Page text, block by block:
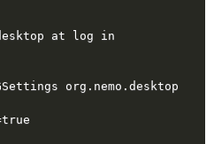
desktop at log in
org.nemo.desktop